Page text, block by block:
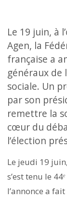
Le 19 juin, à
Agen, la
française a
généraux
sociale. Un
par son
remettre la
cœur du
l’élection
Le jeudi 19
s’est tenu le
l’annonce a